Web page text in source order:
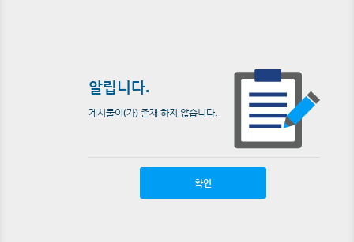
알립니다.
게시물이(가) 존재 하지 않습니다.